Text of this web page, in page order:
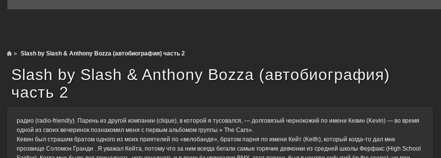
» Slash by Slash & Anthony Bozza (автобиография) часть 2
Slash by Slash & Anthony Bozza (автобиография)
часть 2
радио (radio-friendly). Парень из другой компании (clique), в которой я тусовался, — долговязый чернокожий по имени Кевин (Kevin) — во время
одной из своих вечеринок познакомил меня с первым альбомом группы » The Cars».
Кевин был страшим братом одного из моих приятелей по «велобанде», братом парня по имени Кейт (Keith), который когда-то дал мне
прозвище Соломон Гранди . Я уважал Кейта, потому что за ним всегда бегали самые горячие девчонки из средней школы Ферфакс (High School